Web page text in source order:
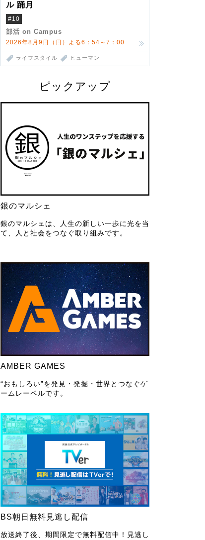
ル 踊月
#10
部活 on Campus
2026年8月9日（日）よる6：54～7：00
ライフスタイル ヒューマン
ピックアップ
銀のマルシェ
銀のマルシェは、人生の新しい一歩に光を当
て、人と社会をつなぐ取り組みです。
AMBER GAMES
“おもしろい”を発見・発掘・世界とつなぐゲ
ームレーベルです。
BS朝日無料見逃し配信
放送終了後、期間限定で無料配信中！見逃し